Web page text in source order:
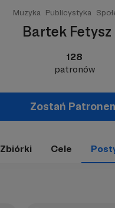
Muzyka Publicystyka
Bartek Fetysz
128
patronów
Zostań
Zbiórki Cele